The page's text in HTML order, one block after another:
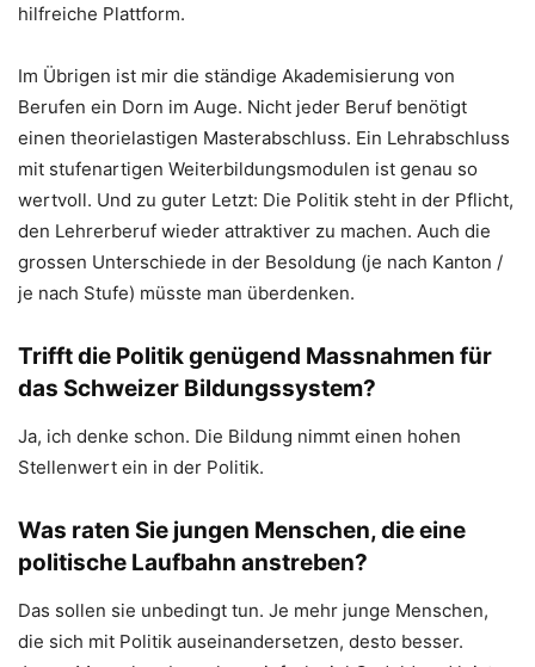
hilfreiche Plattform.
Im Übrigen ist mir die ständige Akademisierung von
Berufen ein Dorn im Auge. Nicht jeder Beruf benötigt
einen theorielastigen Masterabschluss. Ein Lehrabschluss
mit stufenartigen Weiterbildungsmodulen ist genau so
wertvoll. Und zu guter Letzt: Die Politik steht in der Pflicht,
den Lehrerberuf wieder attraktiver zu machen. Auch die
grossen Unterschiede in der Besoldung (je nach Kanton /
je nach Stufe) müsste man überdenken.
Trifft die Politik genügend Massnahmen für
das Schweizer Bildungssystem?
Ja, ich denke schon. Die Bildung nimmt einen hohen
Stellenwert ein in der Politik.
Was raten Sie jungen Menschen, die eine
politische Laufbahn anstreben?
Das sollen sie unbedingt tun. Je mehr junge Menschen,
die sich mit Politik auseinandersetzen, desto besser.